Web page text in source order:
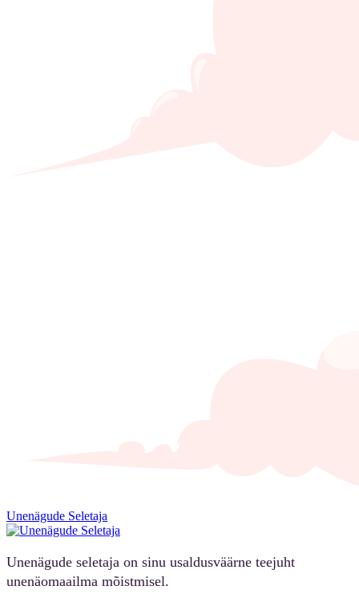
Unenägude Seletaja
Unenägude seletaja on sinu usaldusväärne teejuht
unenäomaailma mõistmisel.